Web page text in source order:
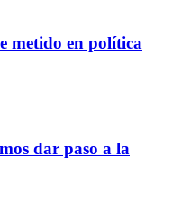
metido en política
dar paso a la